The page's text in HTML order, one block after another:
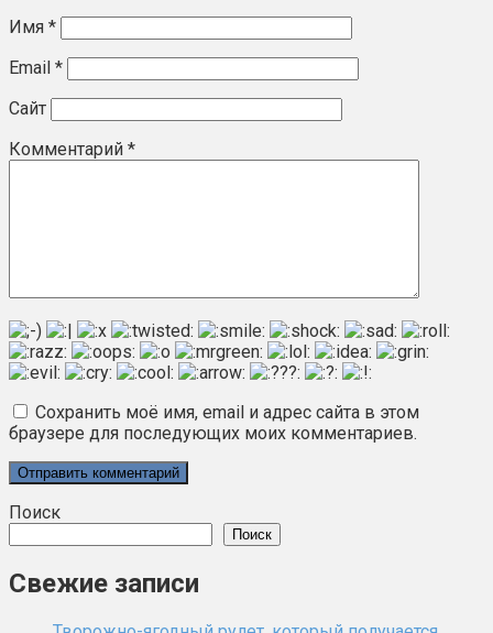
Имя *
Email *
Сайт
Комментарий *
Сохранить моё имя, email и адрес сайта в этом
браузере для последующих моих комментариев.
Поиск
Поиск
Свежие записи